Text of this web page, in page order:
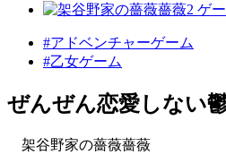
#アドベンチャーゲーム
#乙女ゲーム
ぜんぜん恋愛しない
架谷野家の薔薇薔薇